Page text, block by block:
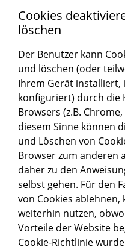
Cookies
löschen
Der Benutzer kann
und löschen (oder
Ihrem Gerät installiert,
konfiguriert) durch die
Browsers (z.B.
diesem Sinne können
und Löschen von
Browser zum anderen
daher zu den
selbst gehen. Für den
von Cookies ablehnen,
weiterhin nutzen,
Vorteile der Website
Cookie-Richtlinie